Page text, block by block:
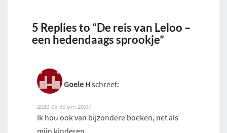
5 Replies to “De reis van Leloo –
een hedendaags sprookje”
Goele Hschreef:
2020-05-30 om 20:07
Ik hou ook van bijzondere boeken, net als